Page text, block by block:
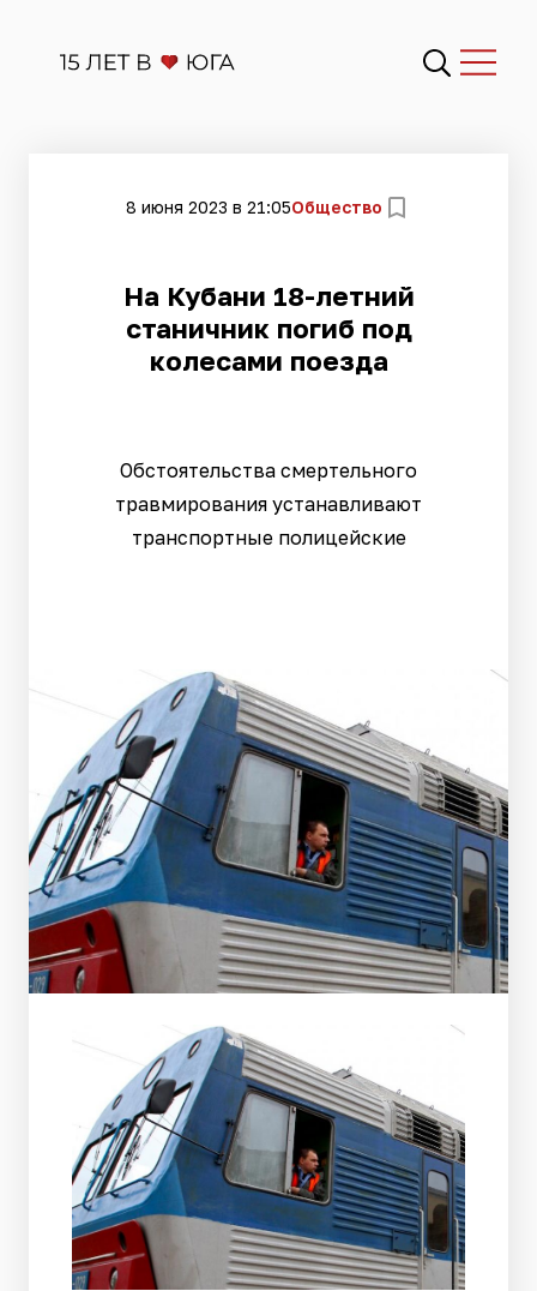
8 июня 2023 в 21:05Общество
На Кубани 18-летний
станичник погиб под
колесами поезда
Обстоятельства смертельного
травмирования устанавливают
транспортные полицейские